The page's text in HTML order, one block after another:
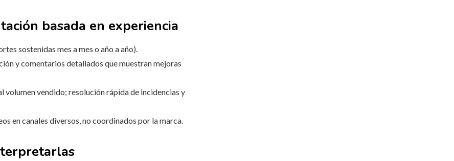
basada en experiencia
sostenidas mes a mes o año a año).
y comentarios detallados que muestran mejoras
volumen vendido; resolución rápida de incidencias y
en canales diversos, no coordinados por la marca.